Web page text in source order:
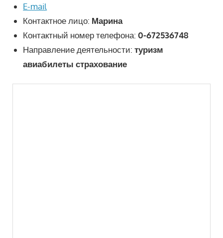
E-mail
Контактное лицо: Марина
Контактный номер телефона: 0-672536748
Направление деятельности: туризм
авиабилеты страхование